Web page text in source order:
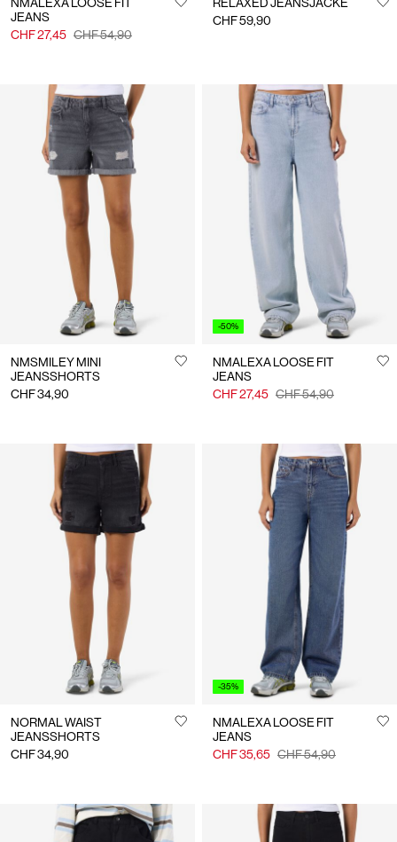
JEANS
CHF 27,45 CHF 54,90
CHF 59,90
NMSMILEY MINI
JEANSSHORTS
CHF 34,90
-50%
NMALEXA LOOSE FIT
JEANS
CHF 27,45 CHF 54,90
NORMAL WAIST
JEANSSHORTS
CHF 34,90
-35%
NMALEXA LOOSE FIT
JEANS
CHF 35,65 CHF 54,90